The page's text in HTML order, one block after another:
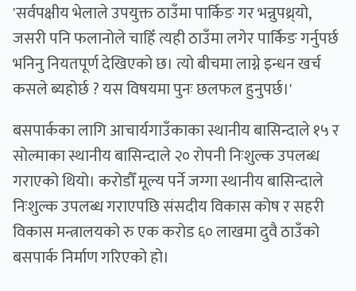
'सर्वपक्षीय भेलाले उपयुक्त ठाउँमा पार्किङ गर भन्नुपथ्र्यो,
जसरी पनि फलानोले चाहिँ त्यही ठाउँमा लगेर पार्किङ गर्नुपर्छ
भनिनु नियतपूर्ण देखिएको छ। त्यो बीचमा लाग्ने इन्धन खर्च
कसले ब्यहोर्छ ? यस विषयमा पुनः छलफल हुनुपर्छ।'
बसपार्कका लागि आचार्यगाउँकाका स्थानीय बासिन्दाले १५ र
सोल्माका स्थानीय बासिन्दाले २० रोपनी निःशुल्क उपलब्ध
गराएको थियो। करोडौँ मूल्य पर्ने जग्गा स्थानीय बासिन्दाले
निःशुल्क उपलब्ध गराएपछि संसदीय विकास कोष र सहरी
विकास मन्त्रालयको रु एक करोड ६० लाखमा दुवै ठाउँको
बसपार्क निर्माण गरिएको हो।